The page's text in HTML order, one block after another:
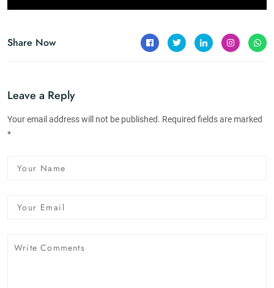
Share Now
Leave a Reply
Your email address will not be published. Required fields are marked
*